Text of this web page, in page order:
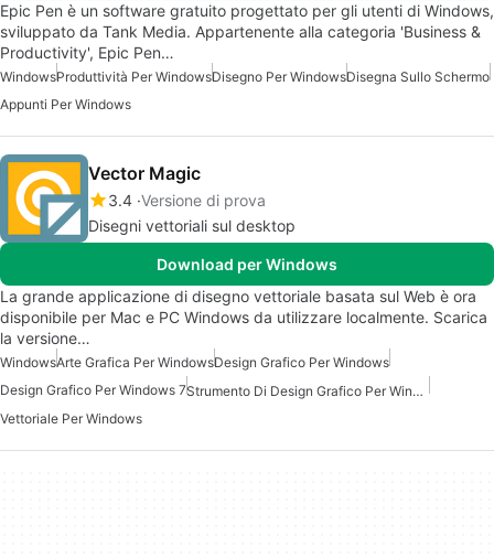
Epic Pen è un software gratuito progettato per gli utenti di Windows,
sviluppato da Tank Media. Appartenente alla categoria 'Business &
Productivity', Epic Pen…
WindowsProduttività Per WindowsDisegno Per WindowsDisegna Sullo Schermo
Appunti Per Windows
Vector Magic
3.4 Versione di prova
Disegni vettoriali sul desktop
Download per Windows
La grande applicazione di disegno vettoriale basata sul Web è ora
disponibile per Mac e PC Windows da utilizzare localmente. Scarica
la versione…
WindowsArte Grafica Per WindowsDesign Grafico Per Windows
Design Grafico Per Windows 7
Strumento Di Design Grafico Per Windows 7
Vettoriale Per Windows